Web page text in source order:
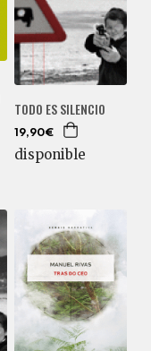
TODO ES SILENCIO
19,90€
disponible